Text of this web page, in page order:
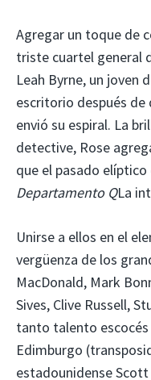
Agregar un toque de
triste cuartel general
Leah Byrne, un joven
escritorio después
envió su espiral. La
detective, Rose
que el pasado
Departamento QLa
Unirse a ellos en el
vergüenza de los
MacDonald, Mark
Sives, Clive Russell,
tanto talento
Edimburgo
estadounidense Scott